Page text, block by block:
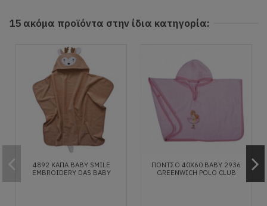
15 ακόμα προϊόντα στην ίδια κατηγορία:
4892 ΚΑΠΑ BABY SMILE
EMBROIDERY DAS BABY
ΠΟΝΤΣΟ 40Χ60 ΒΑΒΥ 2936
GREENWICH POLO CLUB